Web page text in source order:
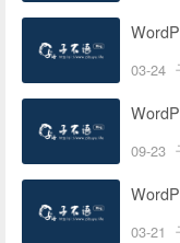
03-24
09-23
03-21